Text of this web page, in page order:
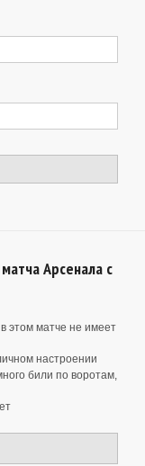
Арсенала с
этом матче не имеет
настроении
били по воротам,